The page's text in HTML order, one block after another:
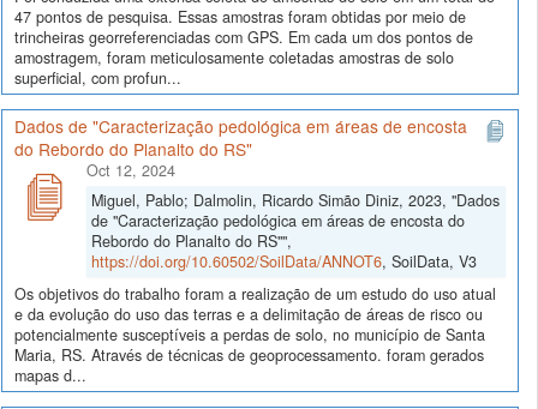
47 pontos de pesquisa. Essas amostras foram obtidas por meio de
trincheiras georreferenciadas com GPS. Em cada um dos pontos de
amostragem, foram meticulosamente coletadas amostras de solo
superficial, com profun...
Dados de "Caracterização pedológica em áreas de encosta
do Rebordo do Planalto do RS"
Oct 12, 2024
Miguel, Pablo; Dalmolin, Ricardo Simão Diniz, 2023, "Dados
de "Caracterização pedológica em áreas de encosta do
Rebordo do Planalto do RS"",
https://doi.org/10.60502/SoilData/ANNOT6, SoilData, V3
Os objetivos do trabalho foram a realização de um estudo do uso atual
e da evolução do uso das terras e a delimitação de áreas de risco ou
potencialmente susceptíveis a perdas de solo, no município de Santa
Maria, RS. Através de técnicas de geoprocessamento. foram gerados
mapas d...